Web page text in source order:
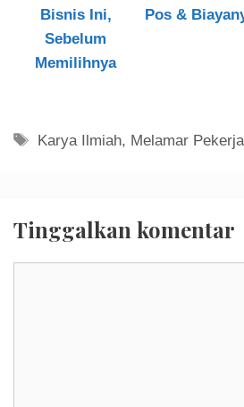
Bisnis Ini,
Sebelum
Memilihnya
Pos &
Tag
Karya Ilmiah, Melamar
Tinggalkan komentar